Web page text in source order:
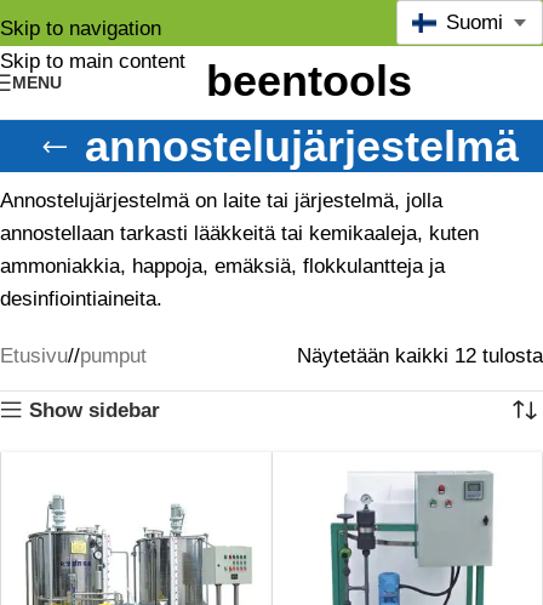
Skip to navigation
Skip to main content
MENU
Suomi
annostelujärjestelmä
Annostelujärjestelmä on laite tai järjestelmä, jolla
annostellaan tarkasti lääkkeitä tai kemikaaleja, kuten
ammoniakkia, happoja, emäksiä, flokkulantteja ja
desinfiointiaineita.
Etusivu/ pumput Näytetään kaikki 12 tulosta
Show sidebar